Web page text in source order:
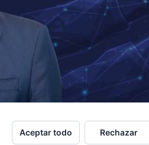
Aceptar todo Rechazar